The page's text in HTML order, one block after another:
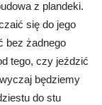
z plandeki.
się do jego
bez żadnego
tego, czy jeździć
będziemy
do stu